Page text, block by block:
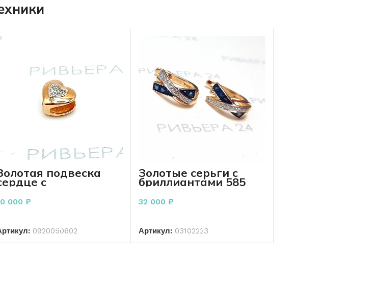
подвеска
с
585
0,72 грамм
000 ₽
0920050602
Золотые серьги с
бриллиантами 585
пробы 2.40 грамм
32 000₽
Артикул: 03102223